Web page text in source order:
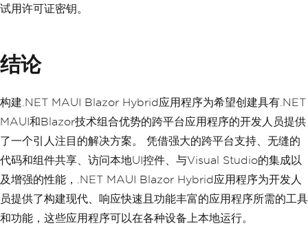
试用许可证密钥。
结论
构建.NET MAUI Blazor Hybrid应用程序为希望创建具有.NET
MAUI和Blazor技术组合优势的跨平台应用程序的开发人员提供
了一个引人注目的解决方案。 凭借强大的跨平台支持、无缝的
代码和组件共享、访问本地UI控件、与Visual Studio的集成以
及增强的性能，.NET MAUI Blazor Hybrid应用程序为开发人
员提供了构建现代、响应快速且功能丰富的应用程序所需的工具
和功能，这些应用程序可以在各种设备上本地运行。